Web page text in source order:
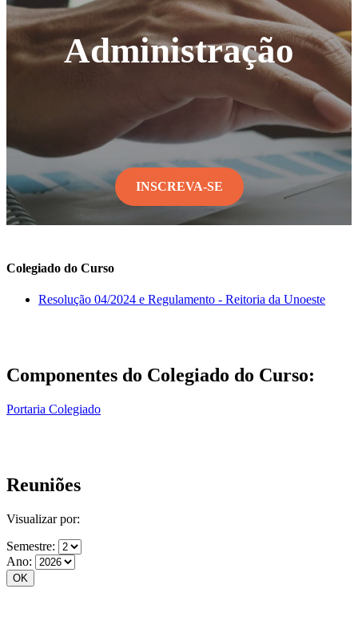
Administração
INSCREVA-SE
Colegiado do Curso
Resolução 04/2024 e Regulamento - Reitoria da Unoeste
Componentes do Colegiado do Curso:
Portaria Colegiado
Reuniões
Visualizar por:
Semestre:
Ano: